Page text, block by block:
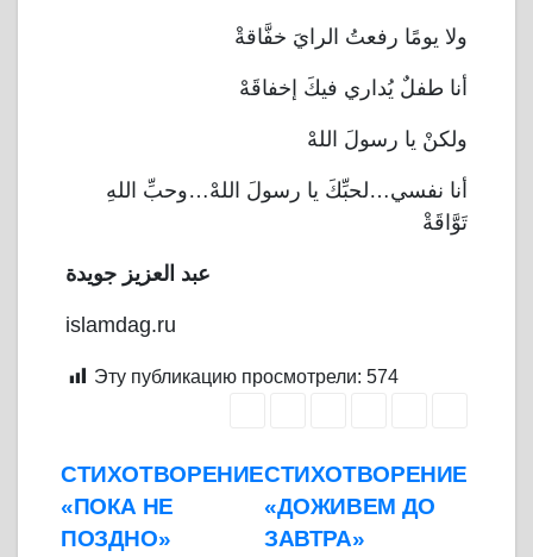
ولا يومًا رفعتُ الرايَ خفَّاقةْ
أنا طفلٌ يُداري فيكَ إخفاقَهْ
ولكنْ يا رسولَ اللهْ
أنا نفسي…لحبِّكَ يا رسولَ اللهْ…وحبِّ اللهِ
تَوَّاقَةْ
عبد العزيز جويدة
islamdag.ru
Эту публикацию просмотрели: 574
Навигация
по
СТИХОТВОРЕНИЕ
«ДОЖИВЕМ ДО
ЗАВТРА»
СТИХОТВОРЕНИЕ
«ПОКА НЕ
ПОЗДНО»